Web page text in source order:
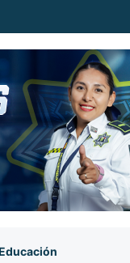
del Quinceo